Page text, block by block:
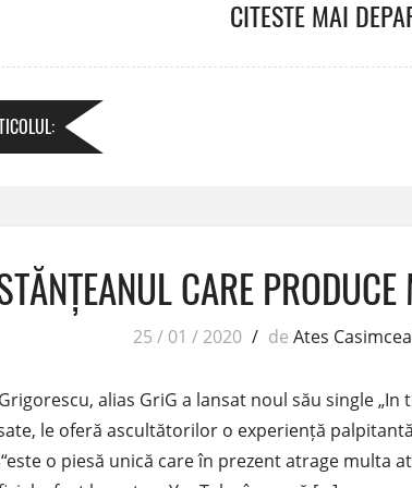
CITESTE MAI
:
CARE
25 / 01 / 2020 / de Ates
alias GriG a lansat noul său single „In
le oferă ascultătorilor o experiență
o piesă unică care în prezent atrage multa